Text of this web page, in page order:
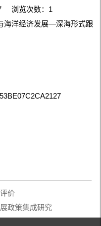
浏览次数： 1
海洋经济发展—深海形式跟
价
政策集成研究